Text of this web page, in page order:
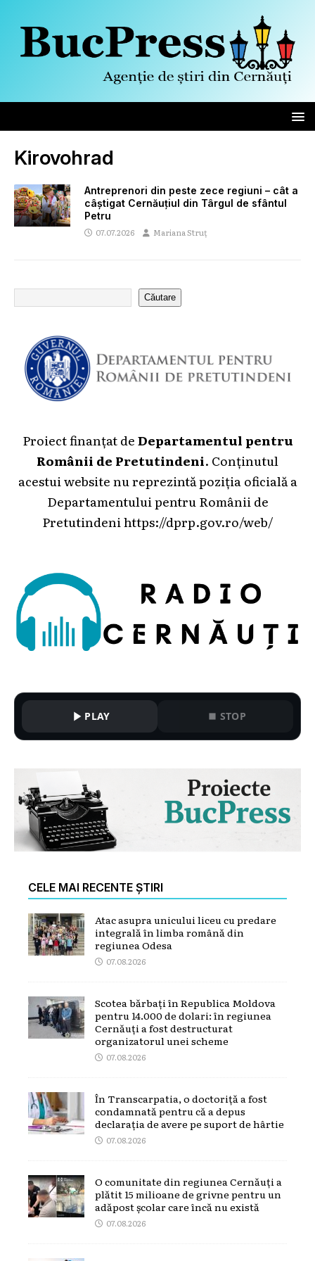
Kirovohrad
Antreprenori din peste zece regiuni – cât a
câștigat Cernăuțiul din Târgul de sfântul
Petru
07.07.2026 Mariana Struț
Căutare
Proiect finanțat deDepartamentul pentru
Românii de Pretutindeni. Conținutul
acestui website nu reprezintă poziția oficială a
Departamentului pentru Românii de
Pretutindeni https://dprp.gov.ro/web/
PLAY STOP
CELE MAI RECENTE ȘTIRI
Atac asupra unicului liceu cu predare
integrală în limba română din
regiunea Odesa
07.08.2026
Scotea bărbați în Republica Moldova
pentru 14.000 de dolari: în regiunea
Cernăuți a fost destructurat
organizatorul unei scheme
07.08.2026
În Transcarpatia, o doctoriță a fost
condamnată pentru că a depus
declarația de avere pe suport de hârtie
07.08.2026
O comunitate din regiunea Cernăuți a
plătit 15 milioane de grivne pentru un
adăpost școlar care încă nu există
07.08.2026